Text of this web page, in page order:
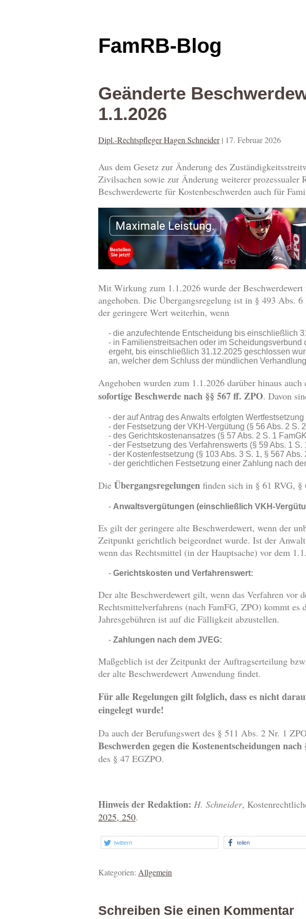
FamRB-Blog
Geänderte
1.1.2026
Dipl.-Rechtspfleger Hagen Schneider | 17. Februar 2026
Aus dem Gesetz zur Änderung des
Zivilsachen sowie zur Änderung weiterer prozessualer
Beschwerdewerte für Kostenbeschwerden auch für
Mit Wirkung zum 1.1.2026 wurde der
angehoben. Die Übergangsregelung ist in § 493 Abs.
der geringere Wert weiterhin, wenn
die anzufechtende Entscheidung bis einschließlich
in Familienstreitsachen oder im
ergeht, bis einschließlich 31.12.2025 geschlossen
an, welcher dem Schluss der mündlichen
Angehoben wurden zum 1.1.2026 darüber hinaus auch
sofortige Beschwerde nach §§ 567 ff. ZPO. Davon
der auf Antrag des Anwalts erfolgten
der Festsetzung der VKH-Vergütung (§ 56 Abs. 2 S.
des Gerichtskostenansatzes (§ 57 Abs. 2 S. 1
der Festsetzung des Verfahrenswerts (§ 59 Abs. 1 S.
der Kostenfestsetzung (§ 103 Abs. 3 S. 1, § 567 Abs.
der gerichtlichen Festsetzung einer Zahlung nach
Die Übergangsregelungen finden sich in § 61 RVG, §
Anwaltsvergütungen (einschließlich VKH-
Es gilt der geringere alte Beschwerdewert, wenn der
Zeitpunkt gerichtlich beigeordnet wurde. Ist der
wenn das Rechtsmittel (in der Hauptsache) vor dem
Gerichtskosten und Verfahrenswert:
Der alte Beschwerdewert gilt, wenn das Verfahren vor
Rechtsmittelverfahrens (nach FamFG, ZPO) kommt
Jahresgebühren ist auf die Fälligkeit abzustellen.
Zahlungen nach dem JVEG:
Maßgeblich ist der Zeitpunkt der Auftragserteilung
der alte Beschwerdewert Anwendung findet.
Für alle Regelungen gilt folglich, dass es nicht
eingelegt wurde!
Da auch der Berufungswert des § 511 Abs. 2 Nr. 1
Beschwerden gegen die Kostenentscheidungen
des § 47 EGZPO.
Hinweis der Redaktion: H. Schneider,
2025, 250.
twittern teilen
Kategorien: Allgemein
Schreiben Sie einen Kommentar